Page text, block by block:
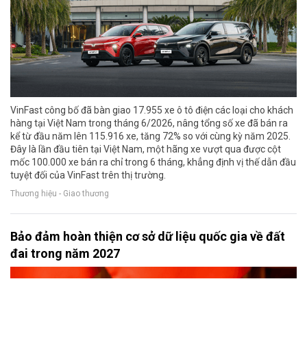
VinFast công bố đã bàn giao 17.955 xe ô tô điện các loại cho khách
hàng tại Việt Nam trong tháng 6/2026, nâng tổng số xe đã bán ra
kể từ đầu năm lên 115.916 xe, tăng 72% so với cùng kỳ năm 2025.
Đây là lần đầu tiên tại Việt Nam, một hãng xe vượt qua được cột
mốc 100.000 xe bán ra chỉ trong 6 tháng, khẳng định vị thế dẫn đầu
tuyệt đối của VinFast trên thị trường.
Thương hiệu - Giao thương
Bảo đảm hoàn thiện cơ sở dữ liệu quốc gia về đất
đai trong năm 2027